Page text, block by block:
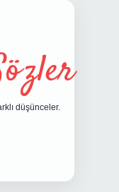
düşünceler.